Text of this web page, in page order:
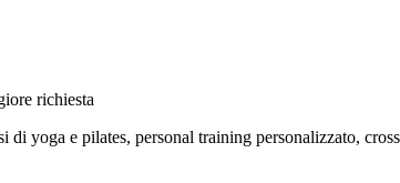
richiesta
di yoga e pilates, personal training personalizzato,